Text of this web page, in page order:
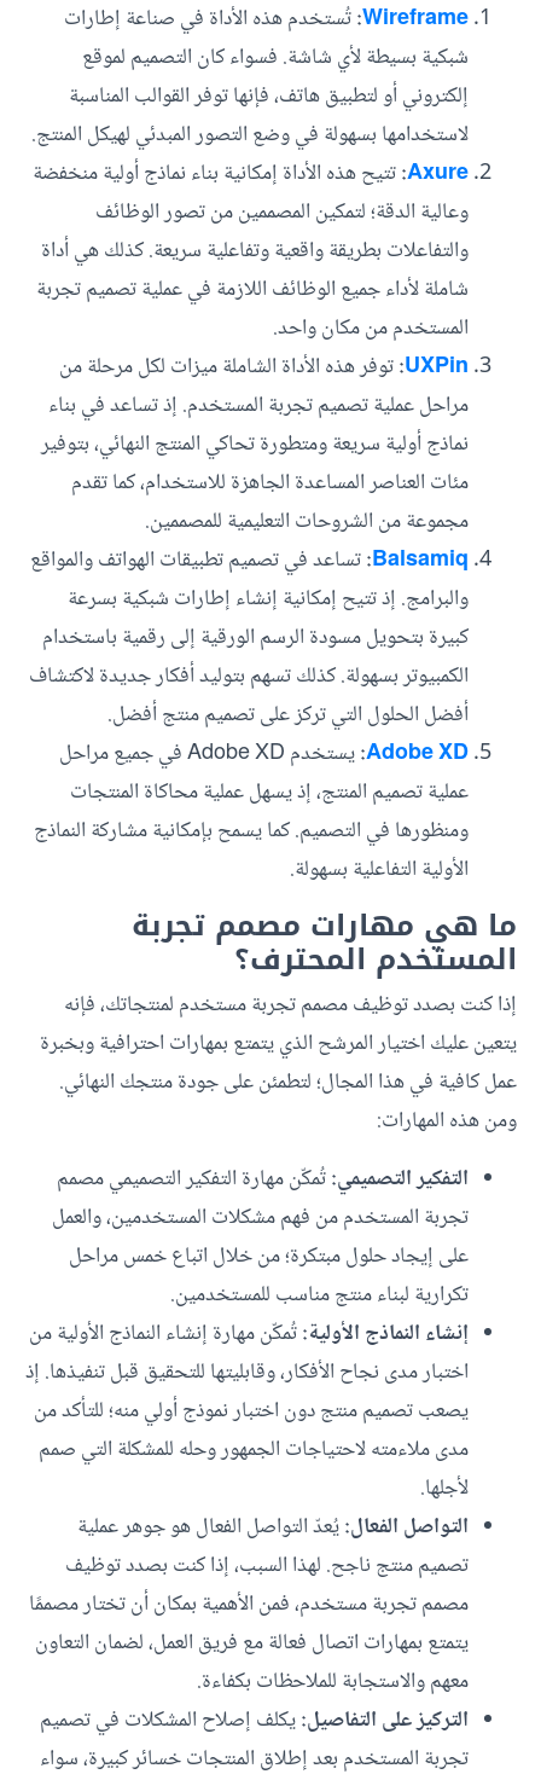
Wireframe
:تُستخدم هذه الأداة في صناعة إطارات
شبكية بسيطة لأي شاشة. فسواء كان التصميم لموقع
إلكتروني أو لتطبيق هاتف، فإنها توفر القوالب المناسبة
لاستخدامها بسهولة في وضع التصور المبدئي لهيكل المنتج.
Axure
:تتيح هذه الأداة إمكانية بناء نماذج أولية منخفضة
وعالية الدقة؛ لتمكين المصممين من تصور الوظائف
والتفاعلات بطريقة واقعية وتفاعلية سريعة. كذلك هي أداة
شاملة لأداء جميع الوظائف اللازمة في عملية تصميم تجربة
المستخدم من مكان واحد.
UXPin
:توفر هذه الأداة الشاملة ميزات لكل مرحلة من
مراحل عملية تصميم تجربة المستخدم. إذ تساعد في بناء
نماذج أولية سريعة ومتطورة تحاكي المنتج النهائي، بتوفير
مئات العناصر المساعدة الجاهزة للاستخدام، كما تقدم
مجموعة من الشروحات التعليمية للمصممين.
Balsamiq
:تساعد في تصميم تطبيقات الهواتف والمواقع
والبرامج. إذ تتيح إمكانية إنشاء إطارات شبكية بسرعة
كبيرة بتحويل مسودة الرسم الورقية إلى رقمية باستخدام
الكمبيوتر بسهولة. كذلك تسهم بتوليد أفكار جديدة لاكتشاف
أفضل الحلول التي تركز على تصميم منتج أفضل.
Adobe XD
:
يستخدم Adobe XD في جميع مراحل
عملية تصميم المنتج، إذ يسهل عملية محاكاة المنتجات
ومنظورها في التصميم. كما يسمح بإمكانية مشاركة النماذج
الأولية التفاعلية بسهولة.
ما هي مهارات مصمم تجربة
المستخدم المحترف؟
إذا كنت بصدد توظيف مصمم تجربة مستخدم لمنتجاتك، فإنه
يتعين عليك اختيار المرشح الذي يتمتع بمهارات احترافية وبخبرة
عمل كافية في هذا المجال؛ لتطمئن على جودة منتجك النهائي.
ومن هذه المهارات:
التفكير التصميمي:تُمكّن مهارة التفكير التصميمي مصمم
تجربة المستخدم من فهم مشكلات المستخدمين، والعمل
على إيجاد حلول مبتكرة؛ من خلال اتباع خمس مراحل
تكرارية لبناء منتج مناسب للمستخدمين.
إنشاء النماذج الأولية:تُمكّن مهارة إنشاء النماذج الأولية من
اختبار مدى نجاح الأفكار، وقابليتها للتحقيق قبل تنفيذها. إذ
يصعب تصميم منتج دون اختبار نموذج أولي منه؛ للتأكد من
مدى ملاءمته لاحتياجات الجمهور وحله للمشكلة التي صمم
لأجلها.
التواصل الفعال:يُعدّ التواصل الفعال هو جوهر عملية
تصميم منتج ناجح. لهذا السبب، إذا كنت بصدد توظيف
مصمم تجربة مستخدم، فمن الأهمية بمكان أن تختار مصممًا
يتمتع بمهارات اتصال فعالة مع فريق العمل، لضمان التعاون
معهم والاستجابة للملاحظات بكفاءة.
التركيز على التفاصيل:يكلف إصلاح المشكلات في تصميم
تجربة المستخدم بعد إطلاق المنتجات خسائر كبيرة، سواء